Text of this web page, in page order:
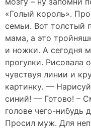
«Голый король».
семьи. Вот толстый
мама, а это
и ножки. А сегодня
прогулки.
чувствуя линии и
картинку. —
синий! — Готово! –
голове чего-нибудь
Просил муж. Для